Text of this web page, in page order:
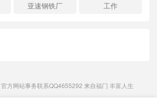
亚速钢铁厂 工作
官方网站事务联系QQ4655292 来自福门 丰富人生